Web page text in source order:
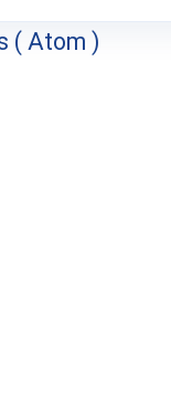
( Atom )